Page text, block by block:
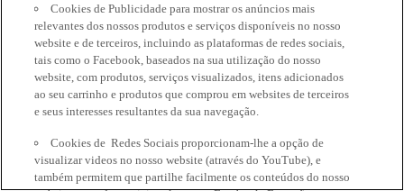
Cookies de Publicidade para mostrar os anúncios mais
relevantes dos nossos produtos e serviços disponíveis no nosso
website e de terceiros, incluindo as plataformas de redes sociais,
tais como o Facebook, baseados na sua utilização do nosso
website, com produtos, serviços visualizados, itens adicionados
ao seu carrinho e produtos que comprou em websites de terceiros
e seus interesses resultantes da sua navegação.
Cookies de Redes Sociais proporcionam-lhe a opção de
visualizar videos no nosso website (através do YouTube), e
também permitem que partilhe facilmente os conteúdos do nosso